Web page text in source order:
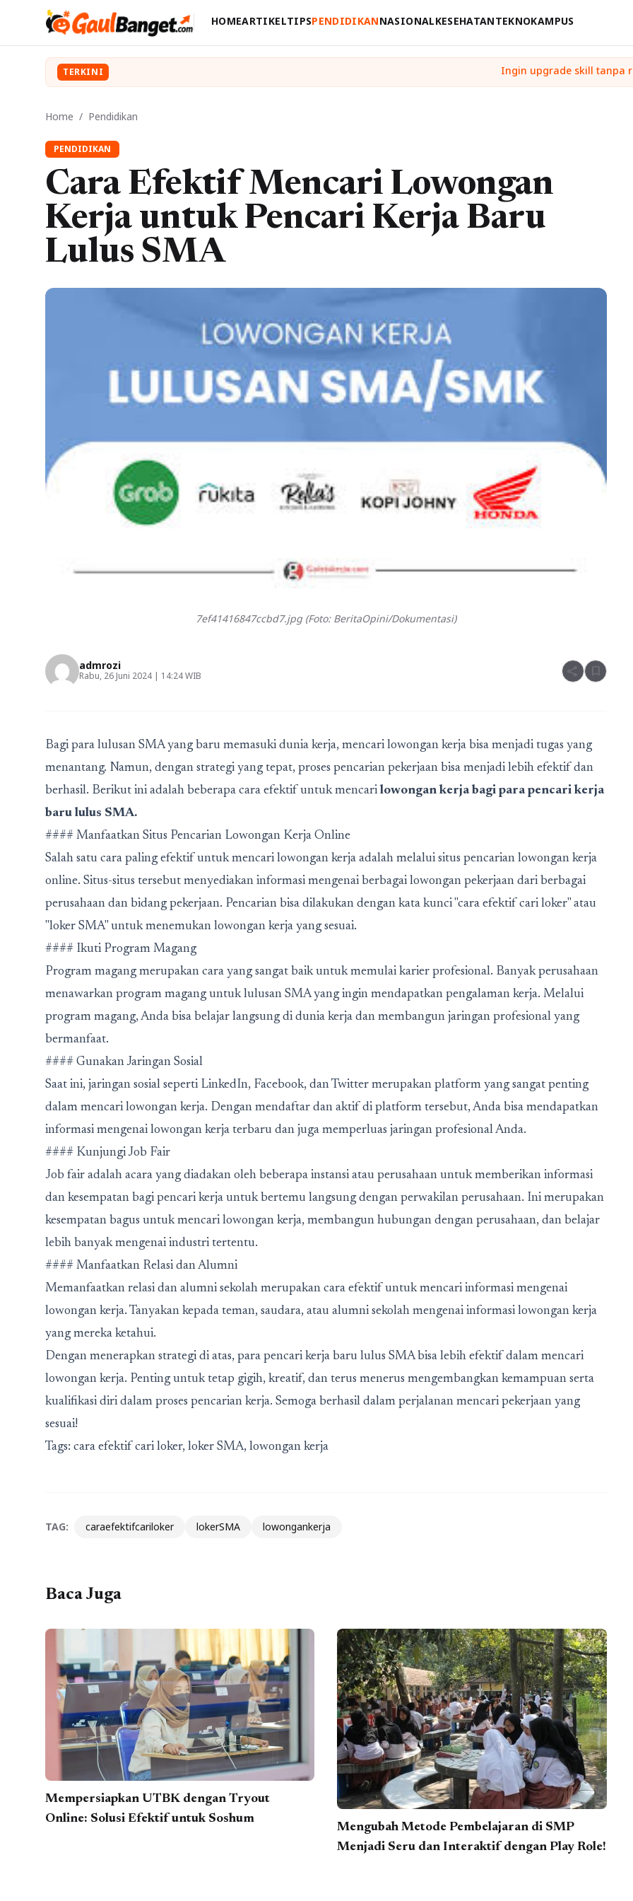
HOMEARTIKELTIPSPENDIDIKANNASIONALKESEHATANTEKNOKAMPUS
TERKINI
Home / Pendidikan
PENDIDIKAN
Cara Efektif Mencari Lowongan
Kerja untuk Pencari Kerja Baru
Lulus SMA
7ef41416847ccbd7.jpg (Foto: BeritaOpini/Dokumentasi)
admrozi
Rabu, 26 Juni 2024 | 14:24 WIB share bookmark
Bagi para lulusan SMA yang baru memasuki dunia kerja, mencari lowongan kerja bisa menjadi tugas yang
menantang. Namun, dengan strategi yang tepat, proses pencarian pekerjaan bisa menjadi lebih efektif dan
berhasil. Berikut ini adalah beberapa cara efektif untuk mencari lowongan kerja bagi para pencari kerja
baru lulus SMA.
#### Manfaatkan Situs Pencarian Lowongan Kerja Online
Salah satu cara paling efektif untuk mencari lowongan kerja adalah melalui situs pencarian lowongan kerja
online. Situs-situs tersebut menyediakan informasi mengenai berbagai lowongan pekerjaan dari berbagai
perusahaan dan bidang pekerjaan. Pencarian bisa dilakukan dengan kata kunci "cara efektif cari loker" atau
"loker SMA" untuk menemukan lowongan kerja yang sesuai.
#### Ikuti Program Magang
Program magang merupakan cara yang sangat baik untuk memulai karier profesional. Banyak perusahaan
menawarkan program magang untuk lulusan SMA yang ingin mendapatkan pengalaman kerja. Melalui
program magang, Anda bisa belajar langsung di dunia kerja dan membangun jaringan profesional yang
bermanfaat.
#### Gunakan Jaringan Sosial
Saat ini, jaringan sosial seperti LinkedIn, Facebook, dan Twitter merupakan platform yang sangat penting
dalam mencari lowongan kerja. Dengan mendaftar dan aktif di platform tersebut, Anda bisa mendapatkan
informasi mengenai lowongan kerja terbaru dan juga memperluas jaringan profesional Anda.
#### Kunjungi Job Fair
Job fair adalah acara yang diadakan oleh beberapa instansi atau perusahaan untuk memberikan informasi
dan kesempatan bagi pencari kerja untuk bertemu langsung dengan perwakilan perusahaan. Ini merupakan
kesempatan bagus untuk mencari lowongan kerja, membangun hubungan dengan perusahaan, dan belajar
lebih banyak mengenai industri tertentu.
#### Manfaatkan Relasi dan Alumni
Memanfaatkan relasi dan alumni sekolah merupakan cara efektif untuk mencari informasi mengenai
lowongan kerja. Tanyakan kepada teman, saudara, atau alumni sekolah mengenai informasi lowongan kerja
yang mereka ketahui.
Dengan menerapkan strategi di atas, para pencari kerja baru lulus SMA bisa lebih efektif dalam mencari
lowongan kerja. Penting untuk tetap gigih, kreatif, dan terus menerus mengembangkan kemampuan serta
kualifikasi diri dalam proses pencarian kerja. Semoga berhasil dalam perjalanan mencari pekerjaan yang
sesuai!
Tags: cara efektif cari loker, loker SMA, lowongan kerja
TAG: caraefektifcariloker lokerSMA lowongankerja
Baca Juga
Mempersiapkan UTBK dengan Tryout
Online: Solusi Efektif untuk Soshum
Mengubah Metode Pembelajaran di SMP
Menjadi Seru dan Interaktif dengan Play Role!